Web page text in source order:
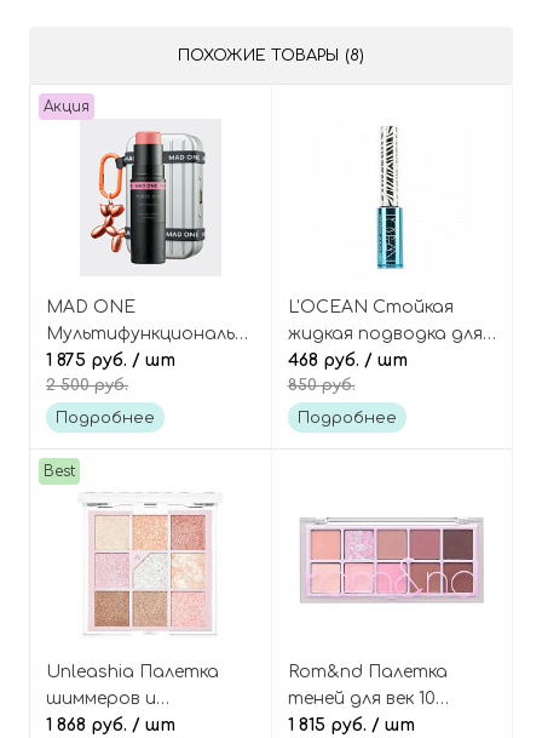
ПОХОЖИЕ ТОВАРЫ (8)
Акция
MAD ONE
Мультифункциональный
стик для лица,
оттенок Dusty Rose,
3-in-1 Face Stick
1 875 руб. / шт
2 500 руб.
Подробнее
L'OCEAN Стойкая
жидкая подводка для
глаз, оттенок 05
Burgundy Pearl,
Perfection Liquid Eye
468 руб. / шт
850 руб.
Подробнее
Best
Unleashia Палетка
шиммеров и
глиттеров теней для
1 868 руб. / шт
Rom&nd Палетка
теней для век 10
цветов, оттенок #09
1 815 руб. / шт